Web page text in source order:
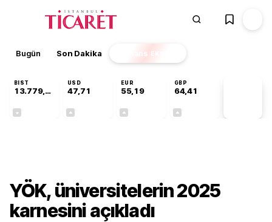
Bugün Son Dakika Finans EKSTRA
BIST
13.779,39
USD
47,71
EUR
55,19
GBP
64,41
YÖK, üniversitelerin 2025
karnesini açıkladı